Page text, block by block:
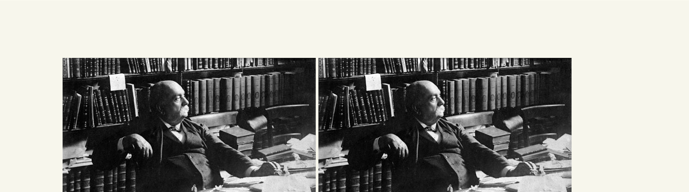
ACTIVIDADES
█
EL MUSEO
COLECCIONES